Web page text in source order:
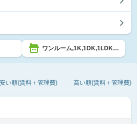
ワンルーム,1K,1DK,1LDK,2K,2DK,2LDK
安い順(賃料＋管理費) 高い順(賃料＋管理費)